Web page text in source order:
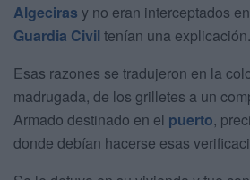
Algeciras y no eran interceptados
Guardia Civil tenían una explicación.
Esas razones se tradujeron en la
madrugada, de los grilletes a un
Armado destinado en el puerto,
donde debían hacerse esas